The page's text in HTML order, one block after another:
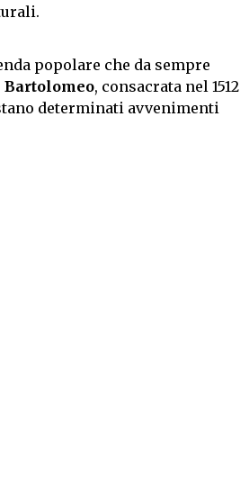
popolare che da sempre
Bartolomeo, consacrata nel 1512
determinati avvenimenti